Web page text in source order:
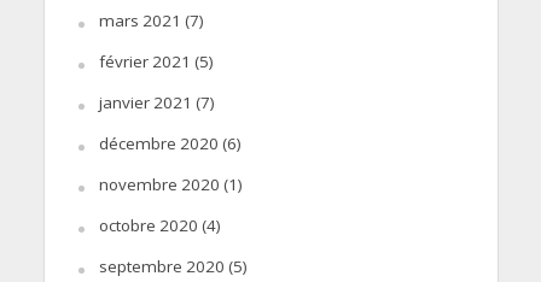
mars 2021 (7)
février 2021 (5)
janvier 2021 (7)
décembre 2020 (6)
novembre 2020 (1)
octobre 2020 (4)
septembre 2020 (5)